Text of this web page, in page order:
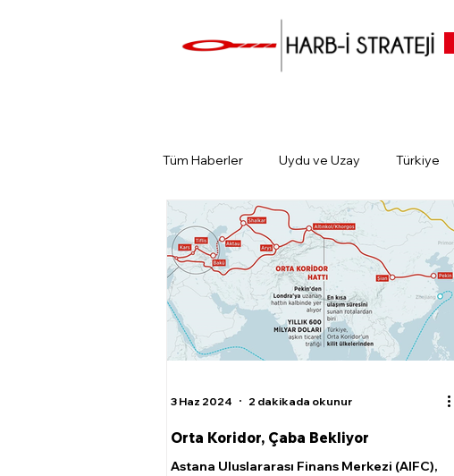
Tüm Haberler Uydu ve Uzay Türkiye
Günün Gündemi Tarihin Gündemi
Orta Koridor, Çaba Bekliyor
Astana Uluslararası Finans Merkezi (AIFC),
3 Haz 2024 2 dakikada okunur